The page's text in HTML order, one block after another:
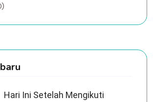
Hari Ini Setelah Mengikuti